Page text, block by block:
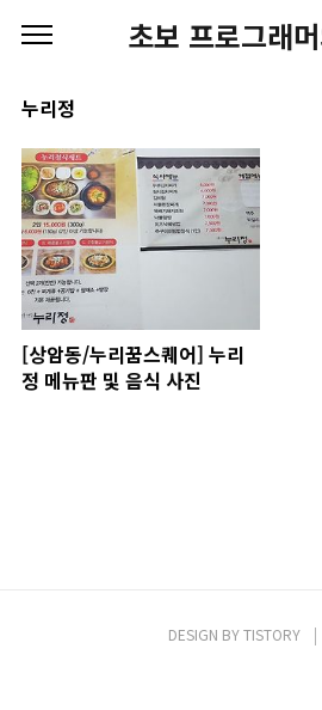
초보 프로그래
누리정
[상암동/누리꿈스퀘어] 누리
정 메뉴판 및 음식 사진
DESIGN BYTISTORY